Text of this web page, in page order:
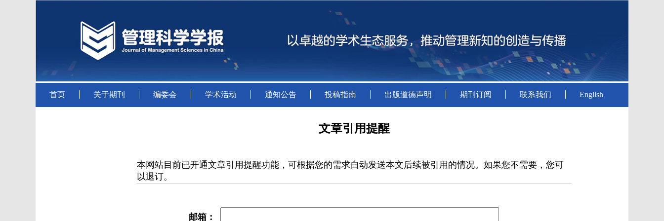
首页 关于期刊 编委会 学术活动 通知公告 投稿指南 出版道德声明 期刊订阅 联系我们 English
文章引用提醒
本网站目前已开通文章引用提醒功能，可根据您的需求自动发送本文后续被引用的情况。如果您不需要，您可
以退订。
邮箱：